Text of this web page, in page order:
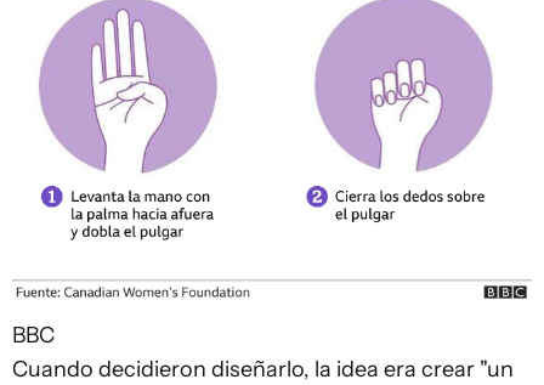
BBC
Cuando decidieron diseñarlo, la idea era crear "un